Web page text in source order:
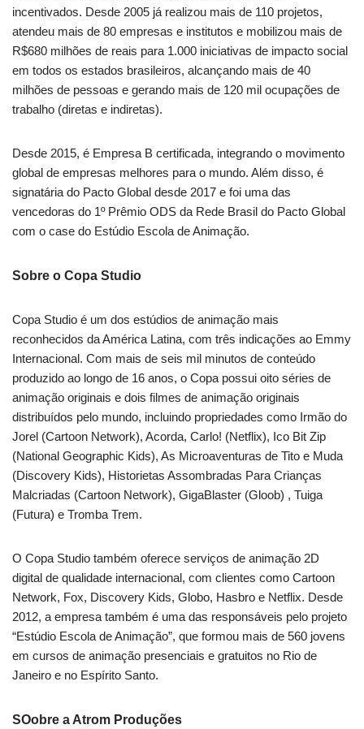
incentivados. Desde 2005 já realizou mais de 110 projetos,
atendeu mais de 80 empresas e institutos e mobilizou mais de
R$680 milhões de reais para 1.000 iniciativas de impacto social
em todos os estados brasileiros, alcançando mais de 40
milhões de pessoas e gerando mais de 120 mil ocupações de
trabalho (diretas e indiretas).
Desde 2015, é Empresa B certificada, integrando o movimento
global de empresas melhores para o mundo. Além disso, é
signatária do Pacto Global desde 2017 e foi uma das
vencedoras do 1º Prêmio ODS da Rede Brasil do Pacto Global
com o case do Estúdio Escola de Animação.
Sobre o Copa Studio
Copa Studio é um dos estúdios de animação mais
reconhecidos da América Latina, com três indicações ao Emmy
Internacional. Com mais de seis mil minutos de conteúdo
produzido ao longo de 16 anos, o Copa possui oito séries de
animação originais e dois filmes de animação originais
distribuídos pelo mundo, incluindo propriedades como Irmão do
Jorel (Cartoon Network), Acorda, Carlo! (Netflix), Ico Bit Zip
(National Geographic Kids), As Microaventuras de Tito e Muda
(Discovery Kids), Historietas Assombradas Para Crianças
Malcriadas (Cartoon Network), GigaBlaster (Gloob) , Tuiga
(Futura) e Tromba Trem.
O Copa Studio também oferece serviços de animação 2D
digital de qualidade internacional, com clientes como Cartoon
Network, Fox, Discovery Kids, Globo, Hasbro e Netflix. Desde
2012, a empresa também é uma das responsáveis pelo projeto
“Estúdio Escola de Animação”, que formou mais de 560 jovens
em cursos de animação presenciais e gratuitos no Rio de
Janeiro e no Espírito Santo.
SOobre a Atrom Produções